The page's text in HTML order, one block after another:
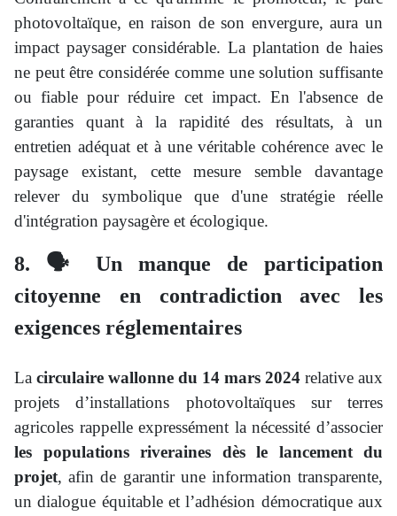
photovoltaïque, en raison de son envergure, aura un
impact paysager considérable. La plantation de haies
ne peut être considérée comme une solution suffisante
ou fiable pour réduire cet impact. En l'absence de
garanties quant à la rapidité des résultats, à un
entretien adéquat et à une véritable cohérence avec le
paysage existant, cette mesure semble davantage
relever du symbolique que d'une stratégie réelle
d'intégration paysagère et écologique.
8. 🗣️ Un manque de participation
citoyenne en contradiction avec les
exigences réglementaires
La circulaire wallonne du 14 mars 2024 relative aux
projets d’installations photovoltaïques sur terres
agricoles rappelle expressément la nécessité d’associer
les populations riveraines dès le lancement du
projet, afin de garantir une information transparente,
un dialogue équitable et l’adhésion démocratique aux